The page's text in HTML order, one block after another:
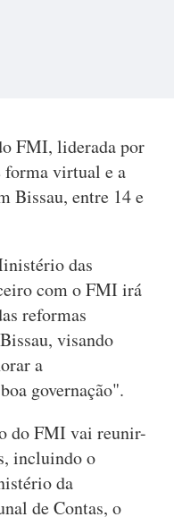
FMI, liderada por
forma virtual e a
Bissau, entre 14 e
das
com o FMI irá
reformas
visando
a
governação".
do FMI vai reunir-
incluindo o
da
de Contas, o